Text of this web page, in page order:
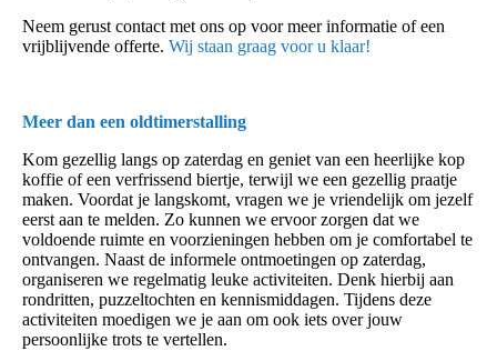
Neem gerust contact met ons op voor meer informatie of een
vrijblijvende offerte. Wij staan graag voor u klaar!
Meer dan een oldtimerstalling
Kom gezellig langs op zaterdag en geniet van een heerlijke kop
koffie of een verfrissend biertje, terwijl we een gezellig praatje
maken. Voordat je langskomt, vragen we je vriendelijk om jezelf
eerst aan te melden. Zo kunnen we ervoor zorgen dat we
voldoende ruimte en voorzieningen hebben om je comfortabel te
ontvangen. Naast de informele ontmoetingen op zaterdag,
organiseren we regelmatig leuke activiteiten. Denk hierbij aan
rondritten, puzzeltochten en kennismiddagen. Tijdens deze
activiteiten moedigen we je aan om ook iets over jouw
persoonlijke trots te vertellen.